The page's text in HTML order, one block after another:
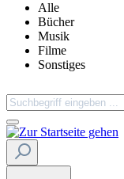
Alle
Bücher
Musik
Filme
Sonstiges